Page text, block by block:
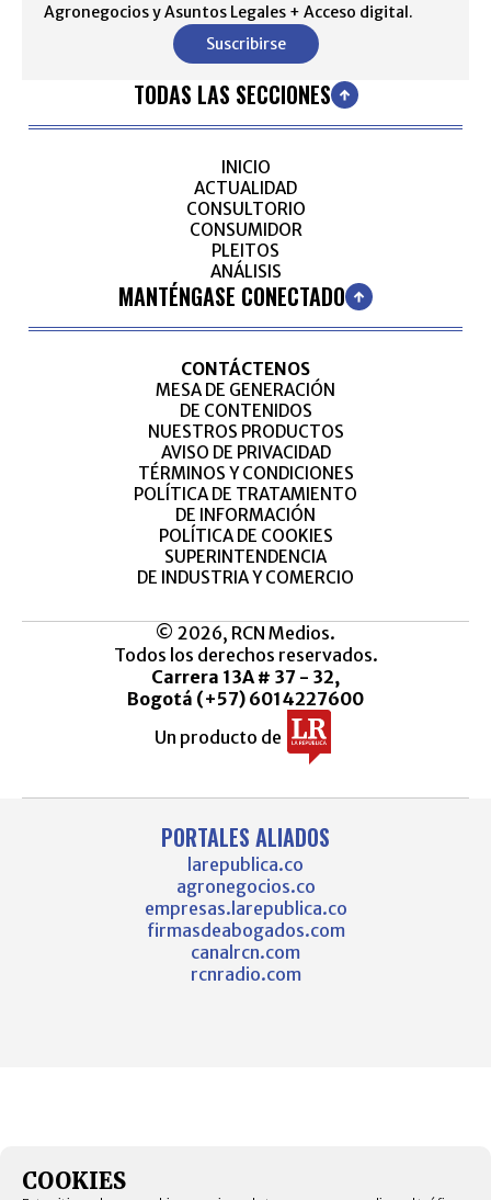
Agronegocios y Asuntos Legales + Acceso digital.
Suscribirse
TODAS LAS SECCIONES
INICIO
ACTUALIDAD
CONSULTORIO
CONSUMIDOR
PLEITOS
ANÁLISIS
MANTÉNGASE CONECTADO
CONTÁCTENOS
MESA DE GENERACIÓN
DE CONTENIDOS
NUESTROS PRODUCTOS
AVISO DE PRIVACIDAD
TÉRMINOS Y CONDICIONES
POLÍTICA DE TRATAMIENTO
DE INFORMACIÓN
POLÍTICA DE COOKIES
SUPERINTENDENCIA
DE INDUSTRIA Y COMERCIO
© 2026, RCN Medios.
Todos los derechos reservados.
Carrera 13A # 37 - 32,
Bogotá (+57) 6014227600
Un producto de
PORTALES ALIADOS
larepublica.co
agronegocios.co
empresas.larepublica.co
firmasdeabogados.com
canalrcn.com
rcnradio.com
COOKIES